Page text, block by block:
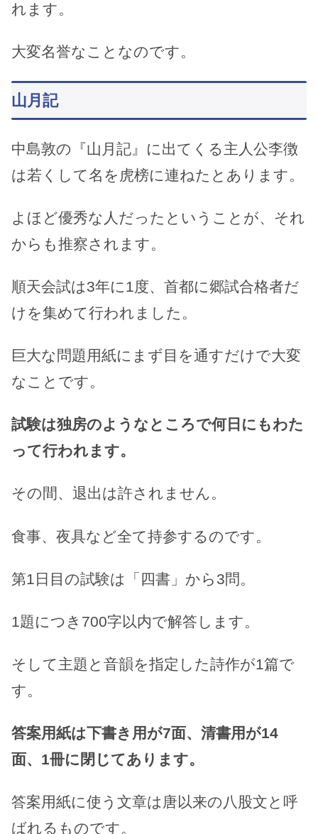
れます。
大変名誉なことなのです。
山月記
中島敦の『山月記』に出てくる主人公李徴
は若くして名を虎榜に連ねたとあります。
よほど優秀な人だったということが、それ
からも推察されます。
順天会試は3年に1度、首都に郷試合格者だ
けを集めて行われました。
巨大な問題用紙にまず目を通すだけで大変
なことです。
試験は独房のようなところで何日にもわた
って行われます。
その間、退出は許されません。
食事、夜具など全て持参するのです。
第1日目の試験は「四書」から3問。
1題につき700字以内で解答します。
そして主題と音韻を指定した詩作が1篇で
す。
答案用紙は下書き用が7面、清書用が14
面、1冊に閉じてあります。
答案用紙に使う文章は唐以来の八股文と呼
ばれるものです。